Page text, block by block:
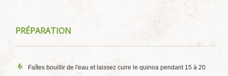
PRÉPARATION
Faîtes bouillir de l'eau et laissez cuire le quinoa pendant 15 à 20